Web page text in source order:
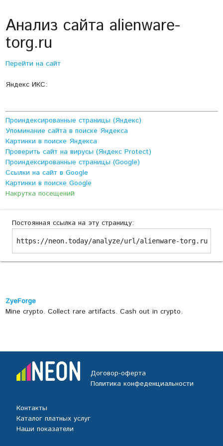
Анализ сайта alienware-
torg.ru
Перейти на сайт
Яндекс ИКС:
Проиндексированные страницы (Яндекс)
Упоминание сайта в поиске Яндекса
Картинки в поиске Яндекса
Проверить сайт на вирусы (Яндекс Protect)
Проиндексированные страницы (Google)
Ссылки на сайт в Google
Картинки в поиске Google
Накрутка посещений
Постоянная ссылка на эту страницу:
https://neon.today/analyze/url/alienware-torg.ru
ZyeForge
Mine crypto. Collect rare artifacts. Cash out in crypto.
Договор-оферта
Политика конфеденциальности
Контакты
Каталог платных услуг
Наши показатели